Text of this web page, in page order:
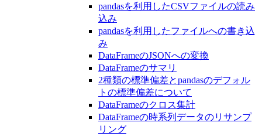
pandasを利用したCSVファイルの読み
込み
pandasを利用したファイルへの書き込
み
DataFrameのJSONへの変換
DataFrameのサマリ
2種類の標準偏差とpandasのデフォル
トの標準偏差について
DataFrameのクロス集計
DataFrameの時系列データのリサンプ
リング